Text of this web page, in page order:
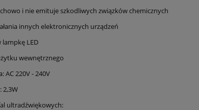
i nie emituje szkodliwych związków chemicznych
innych elektronicznych urządzeń
LED
wewnętrznego
AC 220V - 240V
2,3W
ultradźwiękowych: